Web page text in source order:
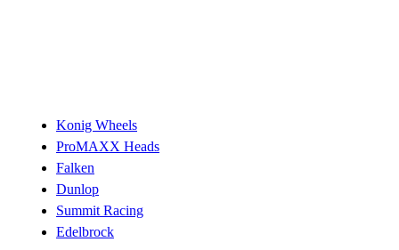
Konig Wheels
ProMAXX Heads
Falken
Dunlop
Summit Racing
Edelbrock